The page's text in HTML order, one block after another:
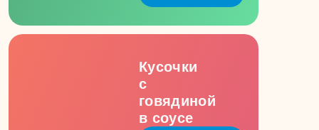
Кусочки
с
говядиной
в соусе